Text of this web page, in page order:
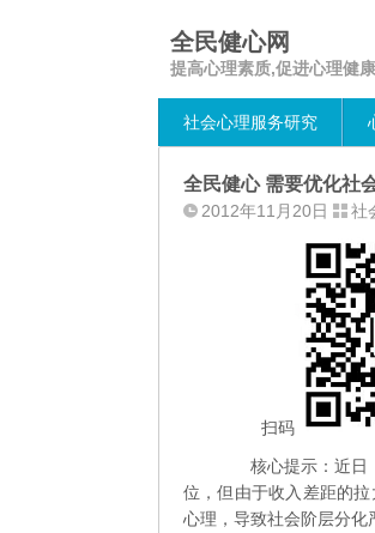
全民健心网
提高心理素质,促进心理健康
社会心理服务研究
全民健心 需要优化社
2012年11月20日 社
扫码
核心提示：近日，
位，但由于收入差距的拉
心理，导致社会阶层分化